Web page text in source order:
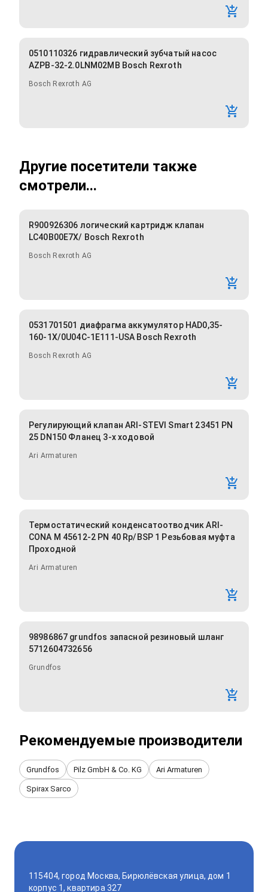
0510110326 гидравлический зубчатый насос
AZPB-32-2.0LNM02MB Bosch Rexroth
Bosch Rexroth AG
Другие посетители также
смотрели...
R900926306 логический картридж клапан
LC40B00E7X/ Bosch Rexroth
Bosch Rexroth AG
0531701501 диафрагма аккумулятор HAD0,35-
160-1X/0U04C-1E111-USA Bosch Rexroth
Bosch Rexroth AG
Регулирующий клапан ARI-STEVI Smart 23451 PN
25 DN150 Фланец 3-х ходовой
Ari Armaturen
Термостатический конденсатоотводчик ARI-
CONA M 45612-2 PN 40 Rp/BSP 1 Резьбовая муфта
Проходной
Ari Armaturen
98986867 grundfos запасной резиновый шланг
5712604732656
Grundfos
Рекомендуемые производители
Grundfos Pilz GmbH & Co. KG Ari Armaturen
Spirax Sarco
115404, город Москва, Бирюлёвская улица, дом 1
корпус 1, квартира 327